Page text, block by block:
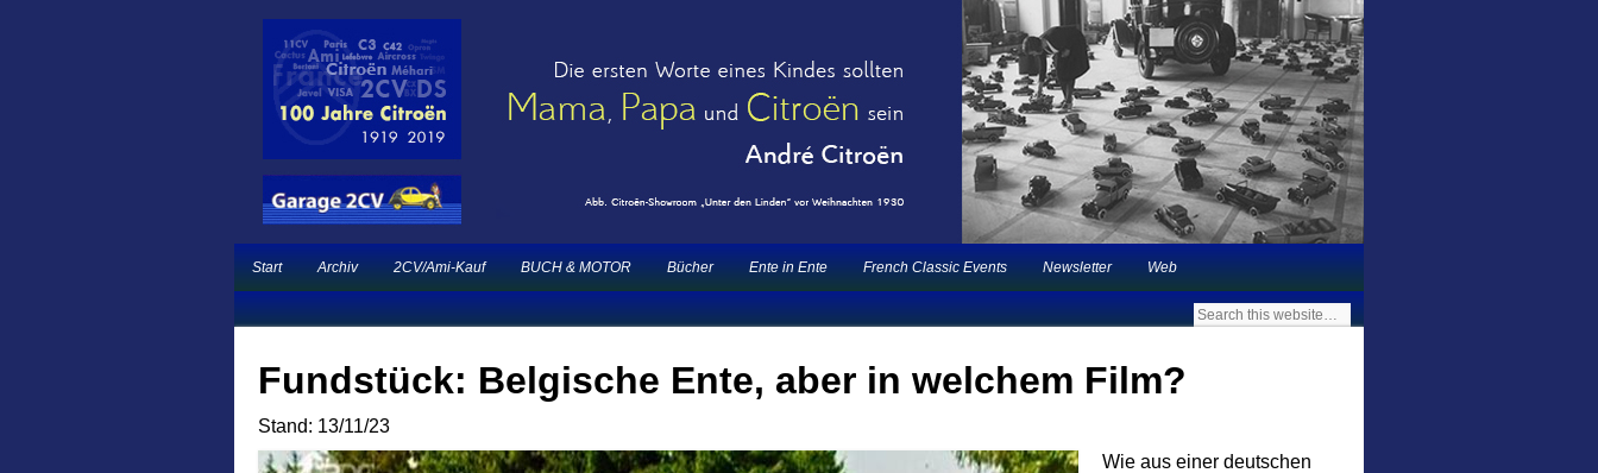
Ein neuer Citroën 2CV | ECO 2000 |1.200 Enten mehr in Deutschland |
French Classic Events |
Garage 2CV – Automobile Klassiker
Start Archiv 2CV/Ami-Kauf BUCH & MOTOR Bücher Ente in Ente French Classic Events Newsletter Web
Fundstück: Belgische Ente, aber in welchem Film?
Stand: 13/11/23
Wie aus einer deutschen